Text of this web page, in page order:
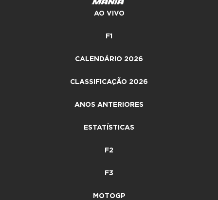
AO VIVO
F1
CALENDÁRIO 2026
CLASSIFICAÇÃO 2026
ANOS ANTERIORES
ESTATÍSTICAS
F2
F3
MOTOGP